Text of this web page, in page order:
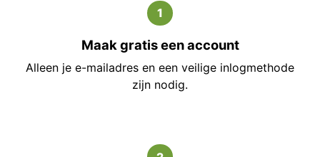
1
Maak gratis een account
Alleen je e-mailadres en een veilige inlogmethode
zijn nodig.